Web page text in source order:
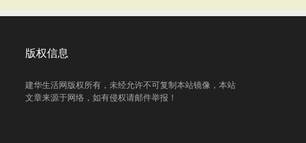
版权信息
建华生活网版权所有，未经允许不可复制本站镜像，本站
文章来源于网络，如有侵权请邮件举报！